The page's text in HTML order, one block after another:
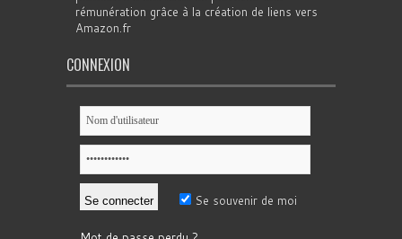
rémunération grâce à la création de liens vers
Amazon.fr
CONNEXION
Se souvenir de moi